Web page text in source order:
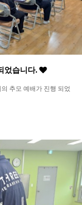
었습니다.
추모 예배가 진행 되었